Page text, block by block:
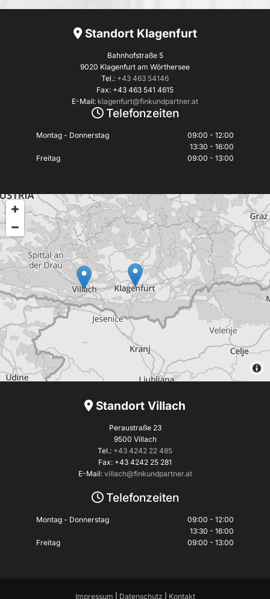
Standort Klagenfurt
Bahnhofstraße 5
9020 Klagenfurt am Wörthersee
Tel.: +43 463 54146
Fax: +43 463 541 4615
E-Mail: klagenfurt@finkundpartner.at
Telefonzeiten
Montag - Donnerstag
09:00 - 12:00
13:30 - 16:00
Freitag
09:00 - 13:00
Standort Villach
Peraustraße 23
9500 Villach
Tel.: +43 4242 22 485
Fax: +43 4242 25 281
E-Mail: villach@finkundpartner.at
Telefonzeiten
Montag - Donnerstag
09:00 - 12:00
13:30 - 16:00
Freitag
09:00 - 13:00
Impressum Datenschutz Kontakt